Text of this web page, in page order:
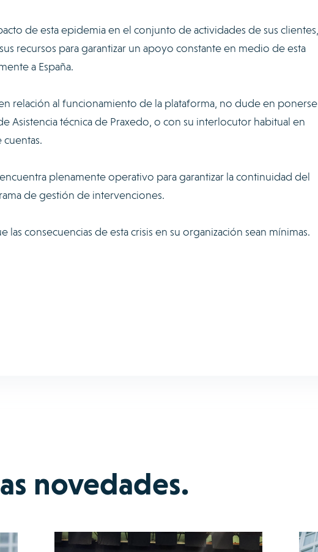
de esta epidemia en el conjunto de actividades de sus clientes,
recursos para garantizar un apoyo constante en medio de esta
a España.
relación al funcionamiento de la plataforma, no dude en ponerse
Asistencia técnica de Praxedo, o con su interlocutor habitual en
plenamente operativo para garantizar la continuidad del
de gestión de intervenciones.
las consecuencias de esta crisis en su organización sean mínimas.
novedades.